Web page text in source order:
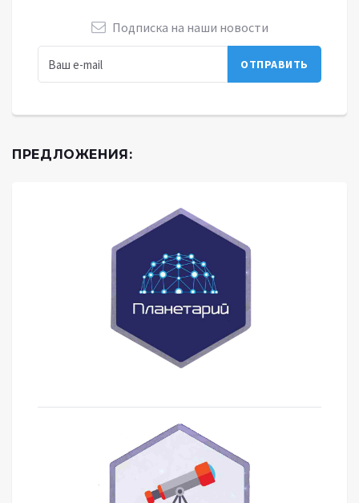
Подписка на наши новости
ПРЕДЛОЖЕНИЯ: